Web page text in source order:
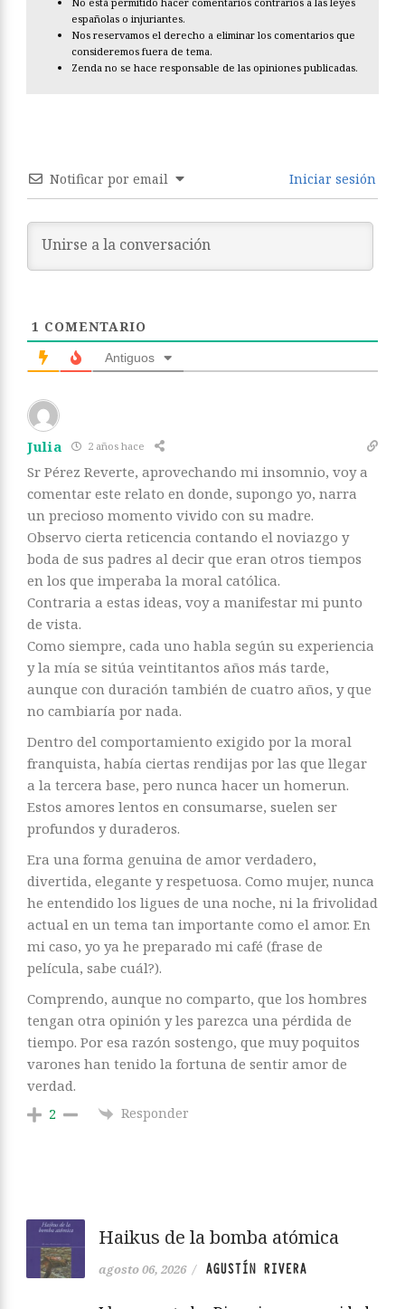
españolas o injuriantes.
Nos reservamos el derecho a eliminar los comentarios que
consideremos fuera de tema.
Zenda no se hace responsable de las opiniones publicadas.
Notificar por email Iniciar sesión
1 COMENTARIO
Antiguos
Julia 2 años hace
Sr Pérez Reverte, aprovechando mi insomnio, voy a
comentar este relato en donde, supongo yo, narra
un precioso momento vivido con su madre.
Observo cierta reticencia contando el noviazgo y
boda de sus padres al decir que eran otros tiempos
en los que imperaba la moral católica.
Contraria a estas ideas, voy a manifestar mi punto
de vista.
Como siempre, cada uno habla según su experiencia
y la mía se sitúa veintitantos años más tarde,
aunque con duración también de cuatro años, y que
no cambiaría por nada.
Dentro del comportamiento exigido por la moral
franquista, había ciertas rendijas por las que llegar
a la tercera base, pero nunca hacer un homerun.
Estos amores lentos en consumarse, suelen ser
profundos y duraderos.
Era una forma genuina de amor verdadero,
divertida, elegante y respetuosa. Como mujer, nunca
he entendido los ligues de una noche, ni la frivolidad
actual en un tema tan importante como el amor. En
mi caso, yo ya he preparado mi café (frase de
película, sabe cuál?).
Comprendo, aunque no comparto, que los hombres
tengan otra opinión y les parezca una pérdida de
tiempo. Por esa razón sostengo, que muy poquitos
varones han tenido la fortuna de sentir amor de
verdad.
2 Responder
Haikus de la bomba atómica
agosto 06, 2026 / AGUSTÍN RIVERA